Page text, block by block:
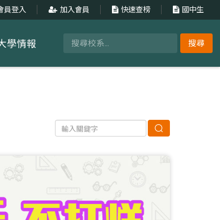
員登入 加入會員 快速查榜 國中生
搜尋
學情報